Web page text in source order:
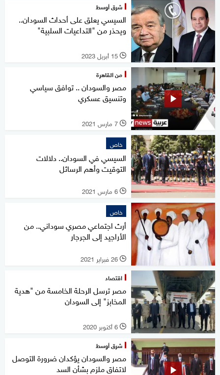
شرق أوسط
السيسي يعلق على أحداث السودان..
ويحذر من "التداعيات السلبية"
l 15 أبريل 2023
من القاهرة
مصر والسودان .. توافق سياسي
وتنسيق عسكري
l 7 مارس 2021
خاص
السيسي في السودان.. دلالات
التوقيت وأهم الرسائل
l 6 مارس 2021
خاص
أرث اجتماعي مصري سوداني.. من
الأراجيد إلى الجرجار
l 26 فبراير 2021
اقتصاد
مصر ترسل الرحلة الخامسة من "هدية
المخابز" إلى السودان
l 6 أكتوبر 2020
شرق أوسط
مصر والسودان يؤكدان ضرورة التوصل
لاتفاق ملزم بشأن السد